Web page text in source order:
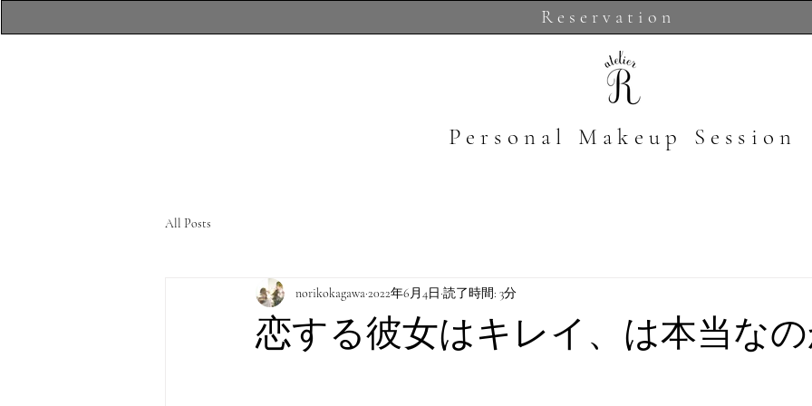
Reservation
​Personal Makeup Session
All Posts
恋する彼女はキレイ、は本当な
norikokagawa2022年6月4日 読了時間: 3分